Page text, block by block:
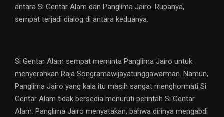
antara Si Gentar Alam dan Panglima Jairo. Rupanya,
sempat terjadi dialog di antara keduanya.
Si Gentar Alam sempat meminta Panglima Jairo untuk
menyerahkan Raja Songramawijayatunggawarman. Namun,
Panglima Jairo yang kala itu masih sangat menghormati Si
Gentar Alam tidak bersedia menuruti perintah Si Gentar
Alam. Panglima Jairo menyatakan, bahwa dirinya mengabdi